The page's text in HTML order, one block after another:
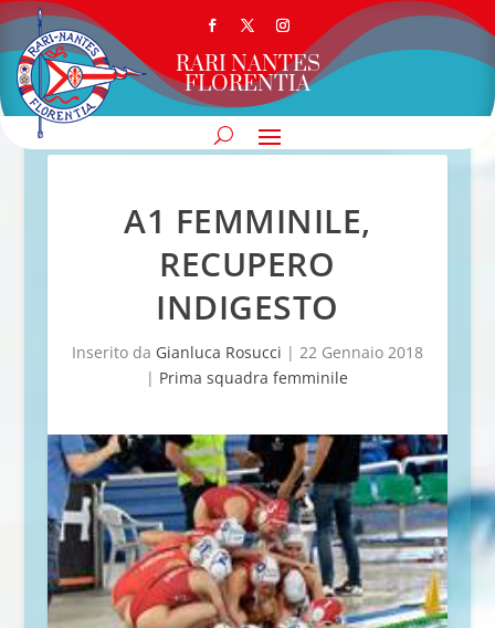
RARI NANTES
FLORENTIA
A1 FEMMINILE,
RECUPERO
INDIGESTO
Inserito da Gianluca Rosucci | 22 Gennaio 2018
| Prima squadra femminile